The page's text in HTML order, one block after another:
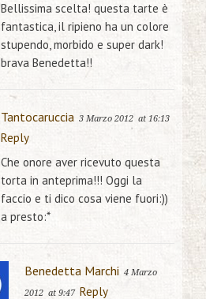
Bellissima scelta! questa tarte è
fantastica, il ripieno ha un colore
stupendo, morbido e super dark!
brava Benedetta!!
Tantocaruccia 3 Marzo 2012 at 16:13
Reply
Che onore aver ricevuto questa
torta in anteprima!!! Oggi la
faccio e ti dico cosa viene fuori:))
a presto:*
Benedetta Marchi 4 Marzo
2012 at 9:47 Reply